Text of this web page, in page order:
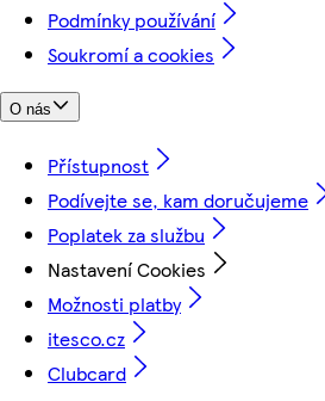
Podmínky používání
Soukromí a cookies
O nás
Přístupnost
Podívejte se, kam doručujeme
Poplatek za službu
Nastavení Cookies
Možnosti platby
itesco.cz
Clubcard